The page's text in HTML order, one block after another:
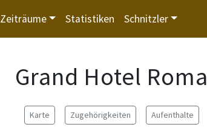
Zeiträume Statistiken Schnitzler
Grand Hotel Roma
Karte Zugehörigkeiten Aufenthalte